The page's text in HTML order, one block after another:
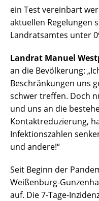
ein Test vereinbart
aktuellen Regelungen
Landratsamtes unter
Landrat Manuel
an die Bevölkerung:
Beschränkungen uns
schwer treffen. Doch
und uns an die
Kontaktreduzierung,
Infektionszahlen
und andere!“
Seit Beginn der
Weißenburg-
auf. Die 7-Tage-